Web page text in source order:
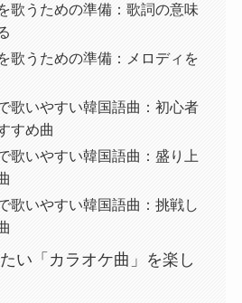
歌うための準備：歌詞の意味
歌うための準備：メロディを
歌いやすい韓国語曲：初心者
すめ曲
歌いやすい韓国語曲：盛り上
歌いやすい韓国語曲：挑戦し
い「カラオケ曲」を楽し